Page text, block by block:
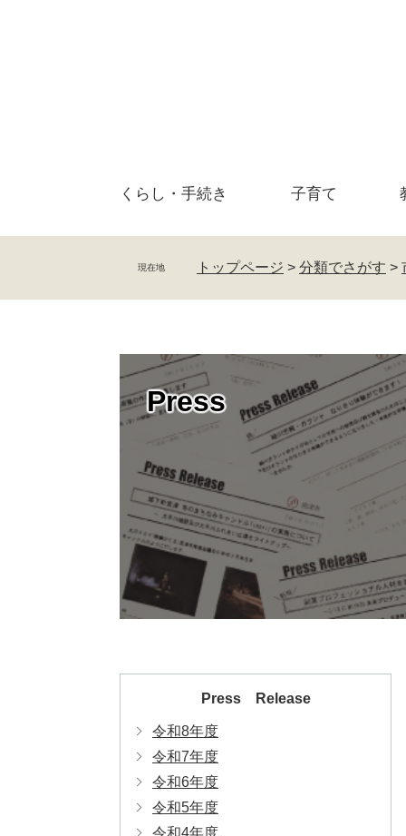
くらし・ 手続き 子育て
現在地 トップページ > 分類でさがす >
Press
Press Release
令和8年度
令和7年度
令和6年度
令和5年度
令和4年度